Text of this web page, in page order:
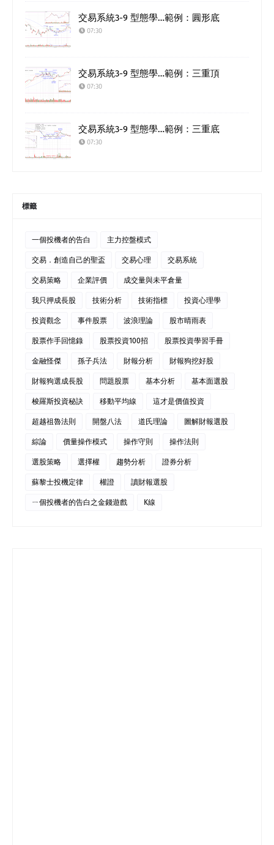
交易系統3-9 型態學…範例：圓形底
07:30
交易系統3-9 型態學…範例：三重頂
07:30
交易系統3-9 型態學…範例：三重底
07:30
標籤
一個投機者的告白 主力控盤模式
交易．創造自己的聖盃 交易心理 交易系統
交易策略 企業評價 成交量與未平倉量
我只押成長股 技術分析 技術指標 投資心理學
投資觀念 事件股票 波浪理論 股市晴雨表
股票作手回憶錄 股票投資100招 股票投資學習手冊
金融怪傑 孫子兵法 財報分析 財報狗挖好股
財報狗選成長股 問題股票 基本分析 基本面選股
梭羅斯投資秘訣 移動平均線 這才是價值投資
超越祖魯法則 開盤八法 道氏理論 圖解財報選股
綜論 價量操作模式 操作守則 操作法則
選股策略 選擇權 趨勢分析 證券分析
蘇黎士投機定律 權證 讀財報選股
ㄧ個投機者的告白之金錢遊戲 K線